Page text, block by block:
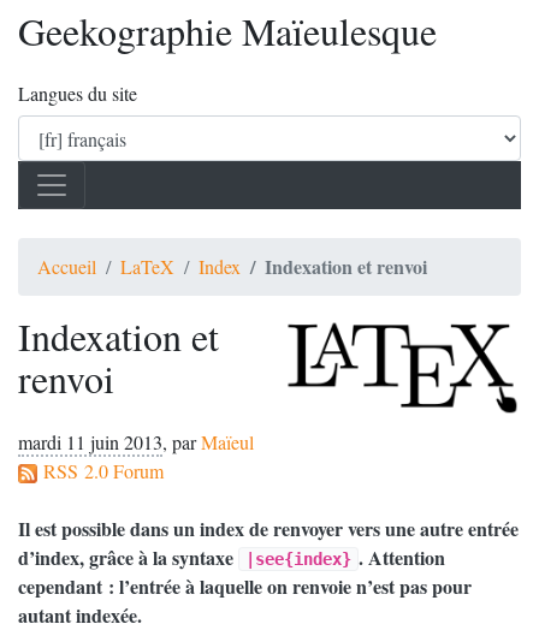
Geekographie Maïeulesque
Langues du site
Accueil LaTeX Index Indexation et renvoi
Indexation et
renvoi
mardi 11 juin 2013, parMaïeul
RSS 2.0 Forum
Il est possible dans un index de renvoyer vers une autre entrée
d’index, grâce à la syntaxe
|see{index} . Attention
cependant : l’entrée à laquelle on renvoie n’est pas pour
autant indexée.